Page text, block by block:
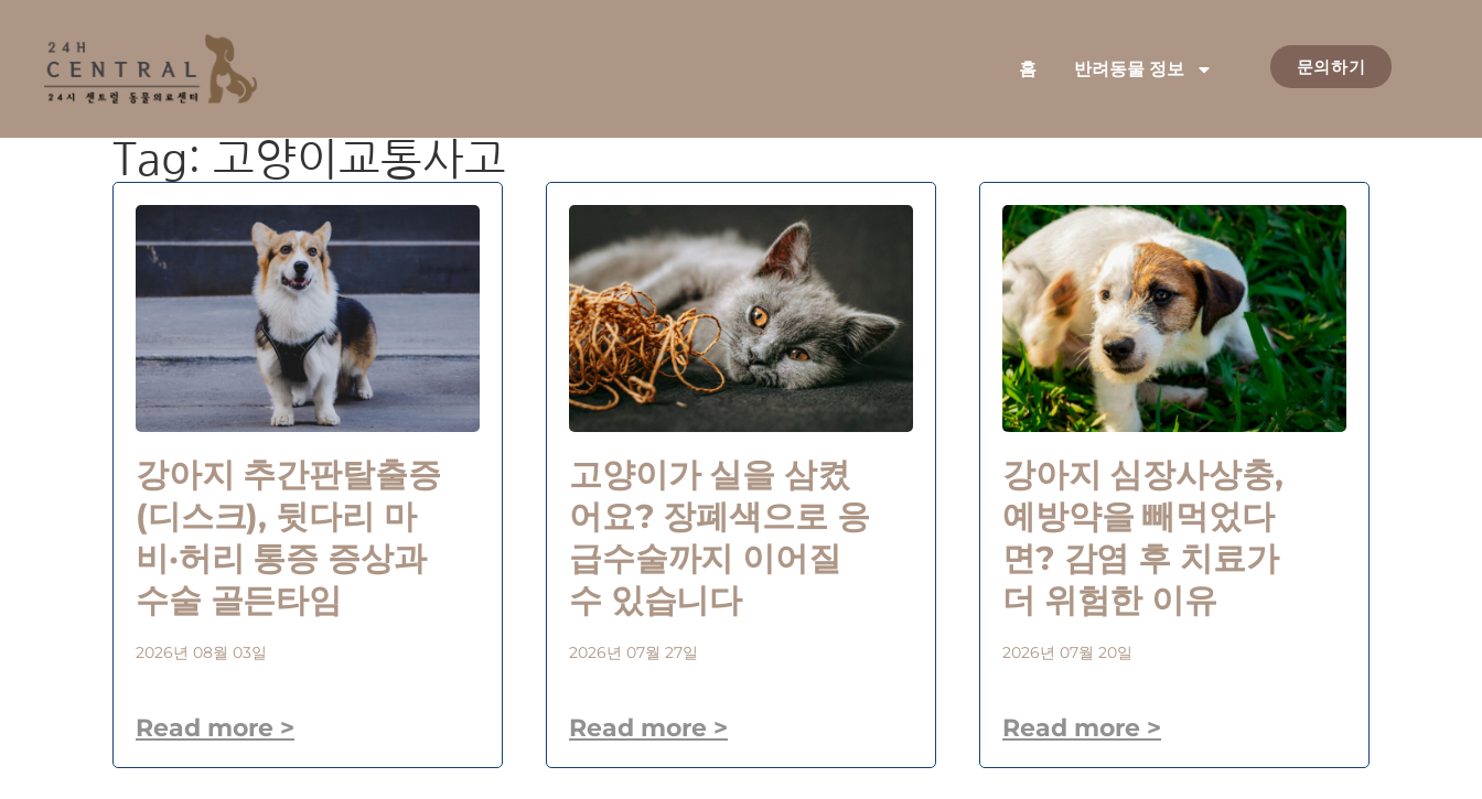
홈 반려동물 정보 문의하기
Tag: 고양이교통사고
강아지 추간판탈출증
(디스크), 뒷다리 마
비·허리 통증 증상과
수술 골든타임
2026년 08월 03일
Read more >
고양이가 실을 삼켰
어요? 장폐색으로 응
급수술까지 이어질
수 있습니다
2026년 07월 27일
Read more >
강아지 심장사상충,
예방약을 빼먹었다
면? 감염 후 치료가
더 위험한 이유
2026년 07월 20일
Read more >